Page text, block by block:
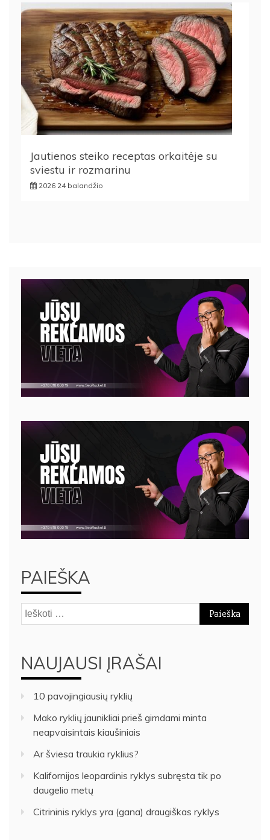
Jautienos steiko receptas orkaitėje su
sviestu ir rozmarinu
2026 24 balandžio
PAIEŠKA
Ieškoti:
NAUJAUSI ĮRAŠAI
10 pavojingiausių ryklių
Mako ryklių jaunikliai prieš gimdami minta
neapvaisintais kiaušiniais
Ar šviesa traukia ryklius?
Kalifornijos leopardinis ryklys subręsta tik po
daugelio metų
Citrininis ryklys yra (gana) draugiškas ryklys